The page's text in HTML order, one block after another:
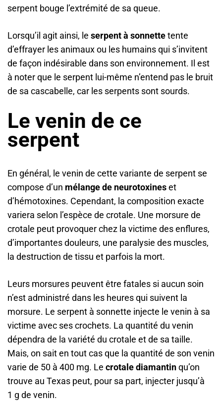
serpent bouge l’extrémité de sa queue.
Lorsqu’il agit ainsi, le serpent à sonnettetente
d’effrayer les animaux ou les humains qui s’invitent
de façon indésirable dans son environnement. Il est
à noter que le serpent lui-même n’entend pas le bruit
de sa cascabelle, car les serpents sont sourds.
Le venin de ce
serpent
En général, le venin de cette variante de serpent se
compose d’un mélange de neurotoxineset
d’hémotoxines. Cependant, la composition exacte
variera selon l’espèce de crotale. Une morsure de
crotale peut provoquer chez la victime des enflures,
d’importantes douleurs, une paralysie des muscles,
la destruction de tissu et parfois la mort.
Leurs morsures peuvent être fatales si aucun soin
n’est administré dans les heures qui suivent la
morsure. Le serpent à sonnette injecte le venin à sa
victime avec ses crochets. La quantité du venin
dépendra de la variété du crotale et de sa taille.
Mais, on sait en tout cas que la quantité de son venin
varie de 50 à 400 mg. Le crotale diamantinqu’on
trouve au Texas peut, pour sa part, injecter jusqu’à
1 g de venin.